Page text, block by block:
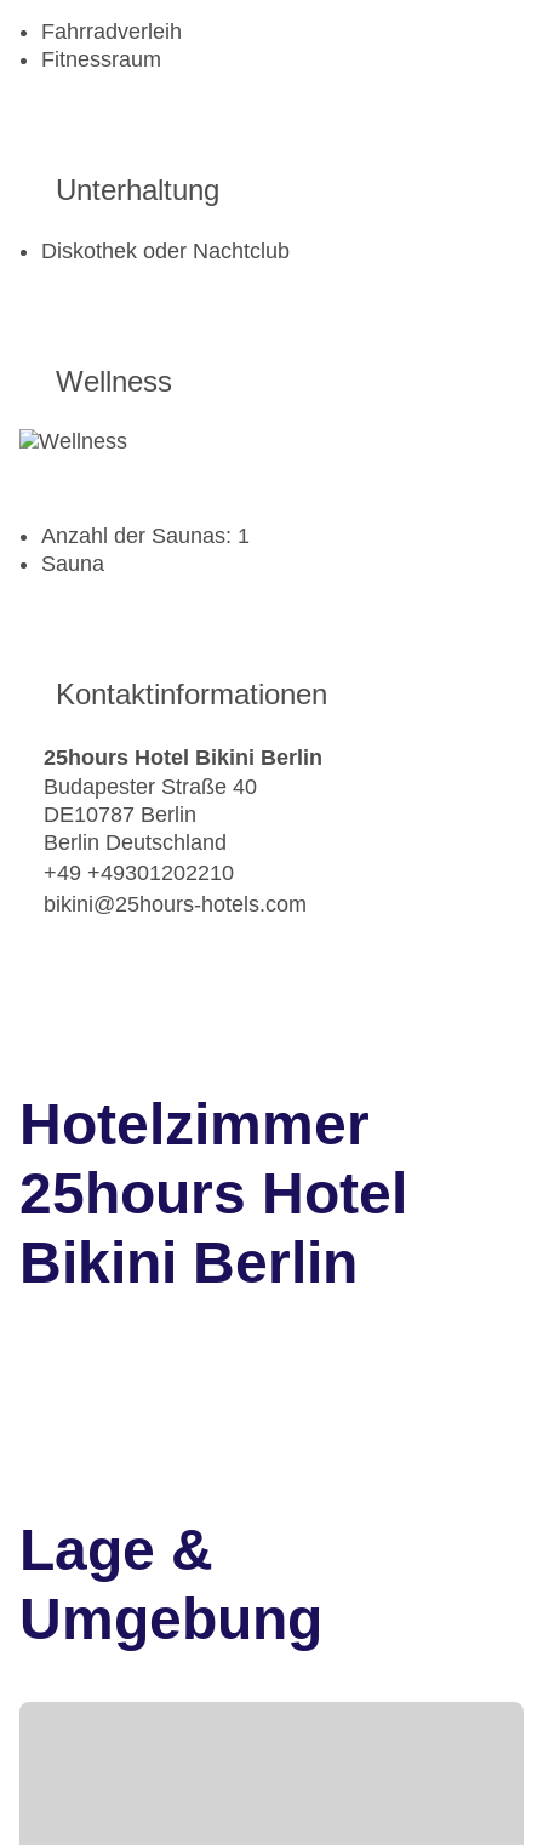
Fahrradverleih
Fitnessraum
Unterhaltung
Diskothek oder Nachtclub
Wellness
Anzahl der Saunas: 1
Sauna
Kontaktinformationen
25hours Hotel Bikini Berlin
Budapester Straße 40
DE10787 Berlin
Berlin Deutschland
+49 +49301202210
bikini@25hours-hotels.com
Hotelzimmer
25hours Hotel
Bikini Berlin
Lage &
Umgebung